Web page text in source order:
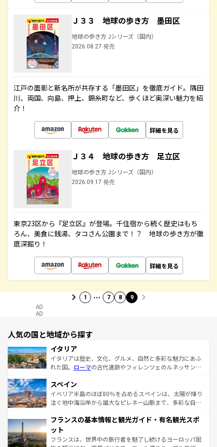
Ｊ３３ 地球の歩き方 墨田区
地球の歩き方 Jシリーズ（国内）
2026.08.27 発売
江戸の面影と新名所が共存する「墨田区」を徹底ガイド。隅田
川、両国、向島、押上、錦糸町など、歩くほど奥深い魅力を紹
介！
詳細を見る
Ｊ３４ 地球の歩き方 足立区
地球の歩き方 Jシリーズ（国内）
2026.09.17 発売
東京23区から『足立区』が登場。千住宿から続く歴史はもち
ろん、美食に銭湯、タコさん公園まで！？ 地球の歩き方が徹
底深掘り！
詳細を見る
1 … 7 8 9
AD
AD
人気の国と地域から探す
イタリア
イタリアは歴史、文化、グルメ、自然と多彩な魅力にあふ
れた国。 ローマの古代遺跡やフィレンツェのルネッサンス
ろん、トスカーナの美しい田園風景やアマルフィ海岸の絶
景など、自然景観も見逃せない。観光の合間には、本場の
ピザやパスタなど、絶品のイタリア料理を堪能することも
ませてくれるイタリアで、忘れられない旅をしてみよう！
なお、新着のイタリア情報は
しい。
スペイン
イベリア半島のほぼ80％を占めるスペインは、太陽が降り
注ぐ地中海沿岸から雄大なピレネー山脈まで、多彩な自然
文化が根付くこの国では、情熱的なフラメンコ、熱気あふ
れる闘牛、そして美味しいタパスが生活の一部となってい
る。首都マドリードの洗練された雰囲気や、バルセロナの
フランスの基本情報と観光ガイド・有名観光スポ
ット
フランスは、世界中の旅行者を魅了し続けるヨーロッパ屈